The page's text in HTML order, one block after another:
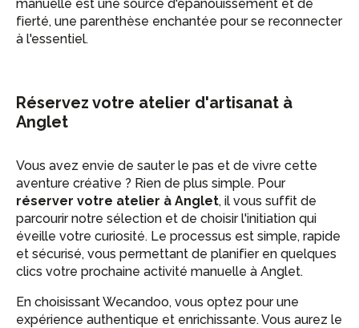
manuelle est une source d'épanouissement et de
fierté, une parenthèse enchantée pour se reconnecter
à l'essentiel.
Réservez votre atelier d'artisanat à
Anglet
Vous avez envie de sauter le pas et de vivre cette
aventure créative ? Rien de plus simple. Pour
réserver votre atelier à Anglet, il vous suffit de
parcourir notre sélection et de choisir l'initiation qui
éveille votre curiosité. Le processus est simple, rapide
et sécurisé, vous permettant de planifier en quelques
clics votre prochaine activité manuelle à Anglet.
En choisissant Wecandoo, vous optez pour une
expérience authentique et enrichissante. Vous aurez le